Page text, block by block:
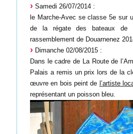
Samedi 26/07/2014 :
le Marche-Avec se classe 5e sur
de la régate des bateaux de
rassemblement de Douarnenez
Dimanche 02/08/2015 :
Dans le cadre de La Route de
Palais a remis un prix lors de la
œuvre en bois peint de l’artiste
représentant un poisson bleu.